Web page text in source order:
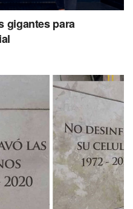
gigantes para